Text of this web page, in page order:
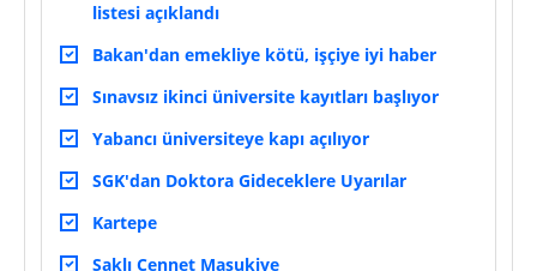
listesi açıklandı
Bakan'dan emekliye kötü, işçiye iyi haber
Sınavsız ikinci üniversite kayıtları başlıyor
Yabancı üniversiteye kapı açılıyor
SGK'dan Doktora Gideceklere Uyarılar
Kartepe
Saklı Cennet Maşukiye